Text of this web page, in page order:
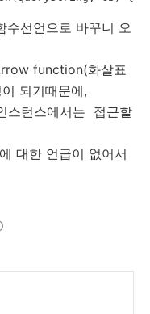
선언으로 바꾸니 오
function(화살표
되기때문에,
스턴스에서는 접근할
대한 언급이 없어서